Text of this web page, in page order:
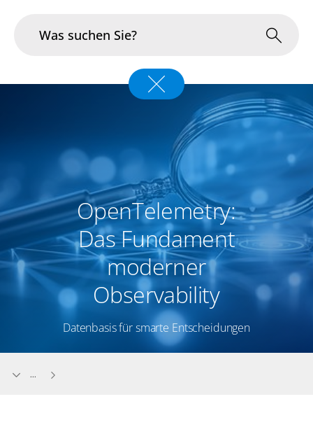
Infrastruktur & Betrieb
Über uns
Karriere
Blog
OpenTelemetry:
Das Fundament
moderner
Observability
Datenbasis für smarte Entscheidungen
...